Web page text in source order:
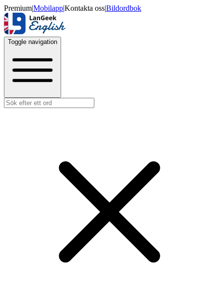
Premium|Mobilapp|Kontakta oss|Bildordbok
Toggle navigation